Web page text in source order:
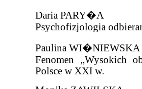
Daria PARY�A
Psychofizjologia
Paulina WI�NIEWSKA
Fenomen „Wysokich
Polsce w XXI w.